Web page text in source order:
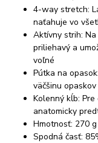
4-way stretch:
naťahuje vo
Aktívny strih:
priliehavý a
voľné
Pútka na opasok:
väčšinu opaskov
Kolenný kĺb: Pre
anatomicky
Hmotnosť: 270 g
Spodná časť: